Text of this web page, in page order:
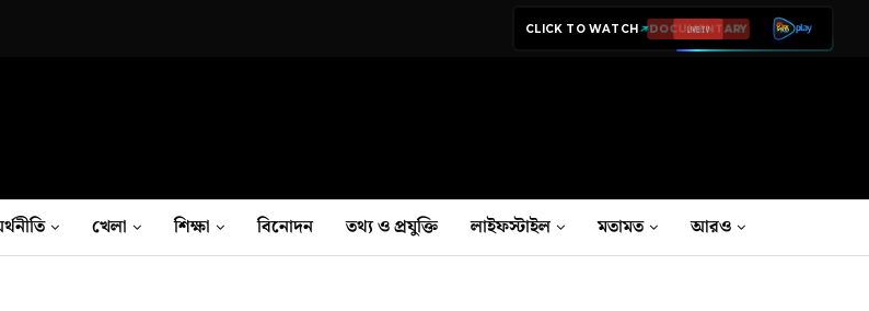
CLICK TO WATCH LIVE TV
খেলা শিক্ষা বিনোদন তথ‍্য ও প্রযুক্তি লাইফস্টাইল মতামত আরও